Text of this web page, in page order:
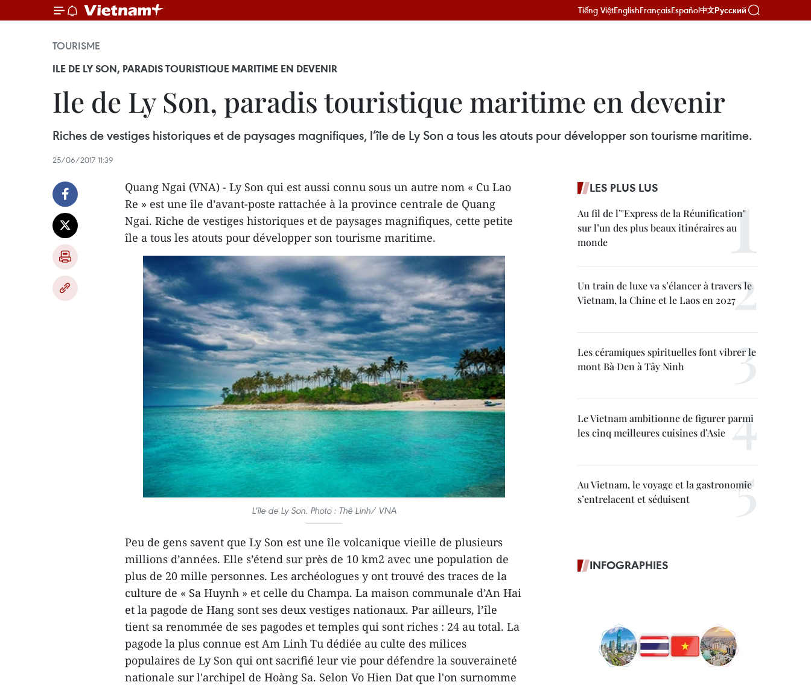
Tiếng ViệtEnglishFrançaisEspañol中文Русский
TOURISME
ILE DE LY SON, PARADIS TOURISTIQUE MARITIME EN DEVENIR
Ile de Ly Son, paradis touristique maritime en devenir
Riches de vestiges historiques et de paysages magnifiques, l’île de Ly Son a tous les atouts pour développer son tourisme maritime.
25/06/2017 11:39
Quang Ngai (VNA) - Ly Son qui est aussi connu sous un autre nom « Cu Lao
Re » est une île d’avant-poste rattachée à la province centrale de Quang
Ngai. Riche de vestiges historiques et de paysages magnifiques, cette petite
île a tous les atouts pour développer son tourisme maritime.
L'île de Ly Son. Photo : Thê Linh/ VNA
Peu de gens savent que Ly Son est une île volcanique vieille de plusieurs
millions d’années. Elle s’étend sur près de 10 km2 avec une population de
plus de 20 mille personnes. Les archéologues y ont trouvé des traces de la
culture de « Sa Huynh » et celle du Champa. La maison communale d’An Hai
et la pagode de Hang sont ses deux vestiges nationaux. Par ailleurs, l’île
tient sa renommée de ses pagodes et temples qui sont riches : 24 au total. La
pagode la plus connue est Am Linh Tu dédiée au culte des milices
populaires de Ly Son qui ont sacrifié leur vie pour défendre la souveraineté
nationale sur l'archipel de Hoàng Sa. Selon Vo Hien Dat que l'on surnomme
LES PLUS LUS
Au fil de l’"Express de la Réunification"
sur l’un des plus beaux itinéraires au
monde
Un train de luxe va s’élancer à travers le
Vietnam, la Chine et le Laos en 2027
Les céramiques spirituelles font vibrer le
mont Bà Den à Tây Ninh
Le Vietnam ambitionne de figurer parmi
les cinq meilleures cuisines d’Asie
Au Vietnam, le voyage et la gastronomie
s’entrelacent et séduisent
INFOGRAPHIES